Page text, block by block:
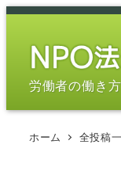
メ
労働者の働き
ホーム 全投稿